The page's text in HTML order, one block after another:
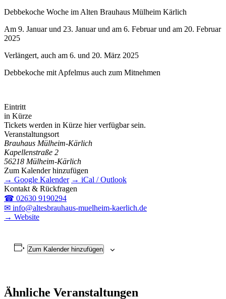
Debbekoche Woche im Alten Brauhaus Mülheim Kärlich
Am 9. Januar und 23. Januar und am 6. Februar und am 20. Februar
2025
Verlängert, auch am 6. und 20. März 2025
Debbekoche mit Apfelmus auch zum Mitnehmen
Eintritt
in Kürze
Tickets werden in Kürze hier verfügbar sein.
Veranstaltungsort
Brauhaus Mülheim-Kärlich
Kapellenstraße 2
56218 Mülheim-Kärlich
Zum Kalender hinzufügen
→ Google Kalender → iCal / Outlook
Kontakt & Rückfragen
☎ 02630 9190294
✉ info@altesbrauhaus-muelheim-kaerlich.de
→ Website
Zum Kalender hinzufügen
Ähnliche Veranstaltungen